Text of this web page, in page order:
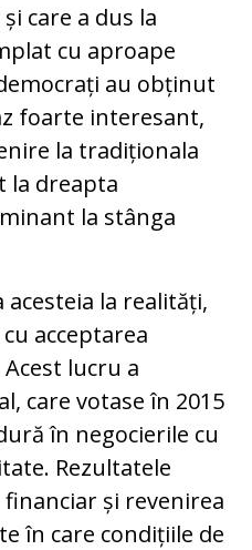
care a dus la
cu aproape
au obținut
foarte interesant,
la tradiționala
la dreapta
la stânga
la realități,
acceptarea
lucru a
care votase în 2015
în negocierile cu
Rezultatele
și revenirea
în care condițiile de